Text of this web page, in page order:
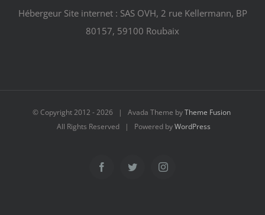
Hébergeur Site internet : SAS OVH, 2 rue Kellermann, BP
80157, 59100 Roubaix
© Copyright 2012 -2026 | Avada Theme byTheme Fusion
All Rights Reserved | Powered byWordPress
FacebookTwitter Instagram